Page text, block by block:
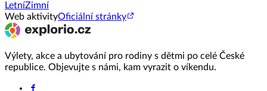
LetníZimní
Web aktivityOficiální stránky
Výlety, akce a ubytování pro rodiny s dětmi po celé České
republice. Objevujte s námi, kam vyrazit o víkendu.